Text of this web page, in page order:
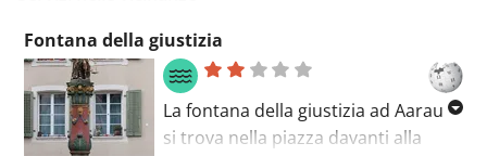
dotate di scrivania.
Fontana della giustizia
La fontana della giustizia ad Aarau
si trova nella piazza davanti alla